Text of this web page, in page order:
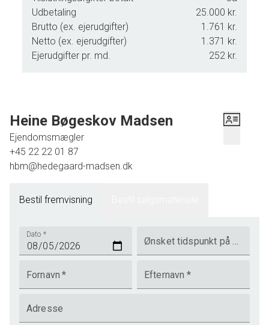
Udbetaling
25.000 kr.
Brutto (ex. ejerudgifter)
1.761 kr.
Netto (ex. ejerudgifter)
1.371 kr.
Ejerudgifter pr. md.
252 kr.
Heine Bøgeskov Madsen
Ejendomsmægler
+45 22 22 01 87
hbm@hedegaard-madsen.dk
Bestil fremvisning
Dato *
Ønsket tidspunkt på dagen
Fornavn * Efternavn *
Adresse